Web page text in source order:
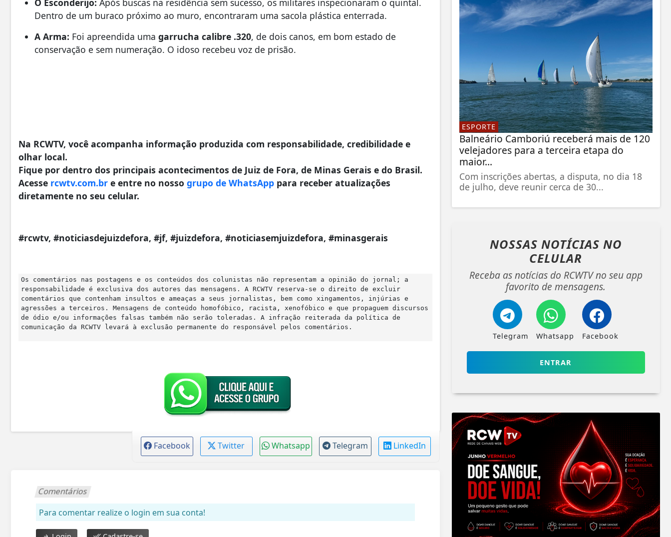
O Esconderijo: Após buscas na residência sem sucesso, os militares inspecionaram o quintal.
Dentro de um buraco próximo ao muro, encontraram uma sacola plástica enterrada.
A Arma: Foi apreendida uma garrucha calibre .320, de dois canos, em bom estado de
conservação e sem numeração. O idoso recebeu voz de prisão.
Na RCWTV, você acompanha informação produzida com responsabilidade, credibilidade e
olhar local.
Fique por dentro dos principais acontecimentos de Juiz de Fora, de Minas Gerais e do Brasil.
Acesse rcwtv.com.br e entre no nosso grupo de WhatsApp para receber atualizações
diretamente no seu celular.
#rcwtv, #noticiasdejuizdefora, #jf, #juizdefora, #noticiasemjuizdefora, #minasgerais
Os comentários nas postagens e os conteúdos dos colunistas não representam a opinião do jornal; a
responsabilidade é exclusiva dos autores das mensagens. A RCWTV reserva-se o direito de excluir
comentários que contenham insultos e ameaças a seus jornalistas, bem como xingamentos, injúrias e
agressões a terceiros. Mensagens de conteúdo homofóbico, racista, xenofóbico e que propaguem discursos
de ódio e/ou informações falsas também não serão toleradas. A infração reiterada da política de
comunicação da RCWTV levará à exclusão permanente do responsável pelos comentários.
Facebook Twitter Whatsapp Telegram LinkedIn
Comentários
Para comentar realize o login em sua conta!
ESPORTE
Balneário Camboriú receberá mais de 120
velejadores para a terceira etapa do
maior...
Com inscrições abertas, a disputa, no dia 18
de julho, deve reunir cerca de 30...
NOSSAS NOTÍCIAS NO
CELULAR
Receba as notícias do RCWTV no seu app
favorito de mensagens.
Telegram Whatsapp Facebook
ENTRAR